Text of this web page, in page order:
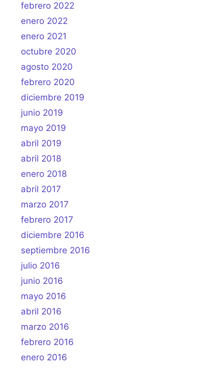
febrero 2022
enero 2022
enero 2021
octubre 2020
agosto 2020
febrero 2020
diciembre 2019
junio 2019
mayo 2019
abril 2019
abril 2018
enero 2018
abril 2017
marzo 2017
febrero 2017
diciembre 2016
septiembre 2016
julio 2016
junio 2016
mayo 2016
abril 2016
marzo 2016
febrero 2016
enero 2016